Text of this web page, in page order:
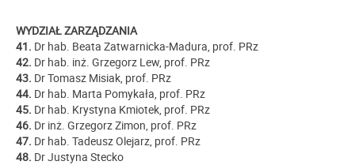
WYDZIAŁ ZARZĄDZANIA
41. Dr hab. Beata Zatwarnicka-Madura, prof. PRz
42. Dr hab. inż. Grzegorz Lew, prof. PRz
43. Dr Tomasz Misiak, prof. PRz
44. Dr hab. Marta Pomykała, prof. PRz
45. Dr hab. Krystyna Kmiotek, prof. PRz
46. Dr inż. Grzegorz Zimon, prof. PRz
47. Dr hab. Tadeusz Olejarz, prof. PRz
48. Dr Justyna Stecko